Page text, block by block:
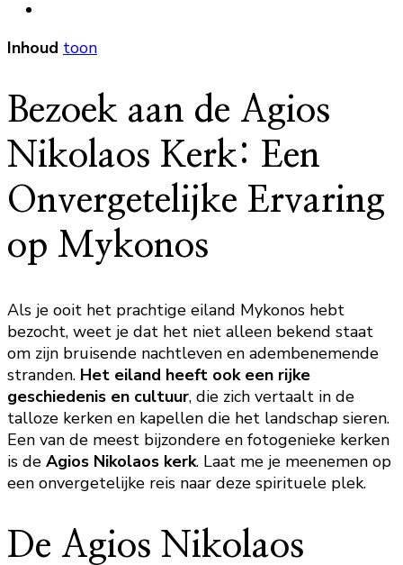
Inhoud toon
Bezoek aan de Agios
Nikolaos Kerk: Een
Onvergetelijke Ervaring
op Mykonos
Als je ooit het prachtige eiland Mykonos hebt
bezocht, weet je dat het niet alleen bekend staat
om zijn bruisende nachtleven en adembenemende
stranden. Het eiland heeft ook een rijke
geschiedenis en cultuur, die zich vertaalt in de
talloze kerken en kapellen die het landschap sieren.
Een van de meest bijzondere en fotogenieke kerken
is de Agios Nikolaos kerk. Laat me je meenemen op
een onvergetelijke reis naar deze spirituele plek.
De Agios Nikolaos